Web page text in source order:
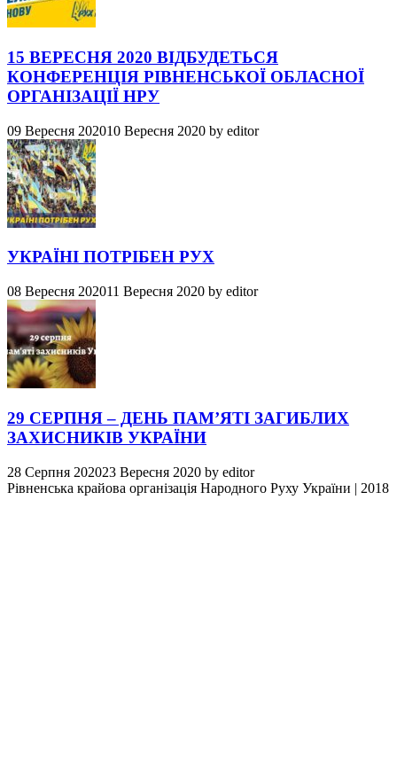
15 ВЕРЕСНЯ 2020 ВІДБУДЕТЬСЯ
КОНФЕРЕНЦІЯ РІВНЕНСЬКОЇ ОБЛАСНОЇ
ОРГАНІЗАЦІЇ НРУ
09 Вересня 202010 Вересня 2020 by editor
УКРАЇНІ ПОТРІБЕН РУХ
08 Вересня 202011 Вересня 2020 by editor
29 СЕРПНЯ – ДЕНЬ ПАМ’ЯТІ ЗАГИБЛИХ
ЗАХИСНИКІВ УКРАЇНИ
28 Серпня 202023 Вересня 2020 by editor
Рівненська крайова організація Народного Руху України | 2018